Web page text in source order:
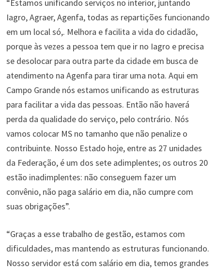
“Estamos unificando serviços no interior, juntando
Iagro, Agraer, Agenfa, todas as repartições funcionando
em um local só,. Melhora e facilita a vida do cidadão,
porque às vezes a pessoa tem que ir no Iagro e precisa
se desolocar para outra parte da cidade em busca de
atendimento na Agenfa para tirar uma nota. Aqui em
Campo Grande nós estamos unificando as estruturas
para facilitar a vida das pessoas. Então não haverá
perda da qualidade do serviço, pelo contrário. Nós
vamos colocar MS no tamanho que não penalize o
contribuinte. Nosso Estado hoje, entre as 27 unidades
da Federação, é um dos sete adimplentes; os outros 20
estão inadimplentes: não conseguem fazer um
convênio, não paga salário em dia, não cumpre com
suas obrigações”.
“Graças a esse trabalho de gestão, estamos com
dificuldades, mas mantendo as estruturas funcionando.
Nosso servidor está com salário em dia, temos grandes